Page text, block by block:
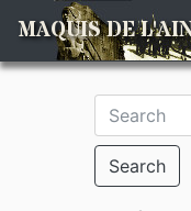
MAQUIS DE
Search